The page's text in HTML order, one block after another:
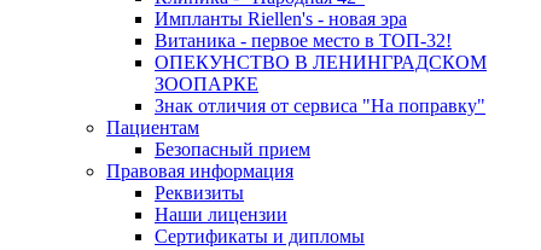
Импланты Riellen's - новая эра
Витаника - первое место в ТОП-32!
ОПЕКУНСТВО В ЛЕНИНГРАДСКОМ
ЗООПАРКЕ
Знак отличия от сервиса "На поправку"
Пациентам
Безопасный прием
Правовая информация
Реквизиты
Наши лицензии
Сертификаты и дипломы